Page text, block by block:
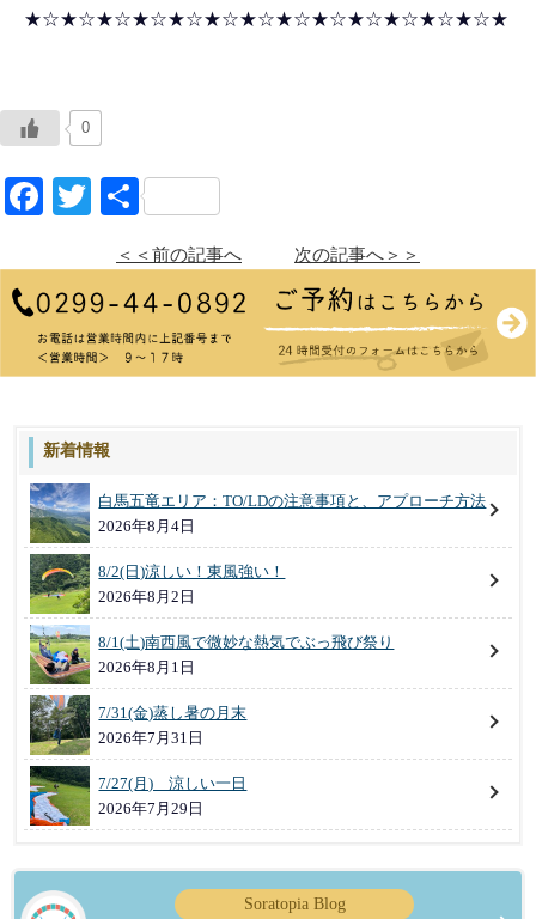
★☆★☆★☆★☆★☆★☆★☆★☆★☆★☆★☆★☆★☆★
0
Facebook
Twitter
共
有
＜＜前の記事へ 次の記事へ＞＞
新着情報
白馬五竜エリア：TO/LDの注意事項と、アプローチ方法
2026年8月4日
8/2(日)涼しい！東風強い！
2026年8月2日
8/1(土)南西風で微妙な熱気でぶっ飛び祭り
2026年8月1日
7/31(金)蒸し暑の月末
2026年7月31日
7/27(月) 涼しい一日
2026年7月29日
Soratopia Blog